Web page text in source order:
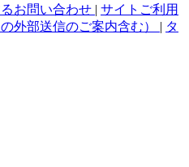
お問い合わせ | サイトご利用
外部送信のご案内含む） | タ